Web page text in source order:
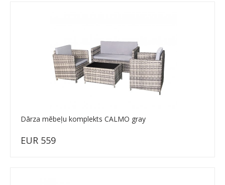
Dārza mēbeļu komplekts CALMO gray
EUR 559